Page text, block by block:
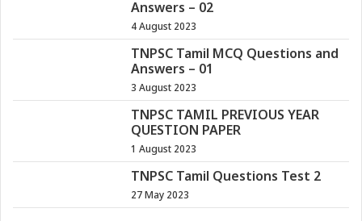
Answers – 02
4 August 2023
TNPSC Tamil MCQ Questions and
Answers – 01
3 August 2023
TNPSC TAMIL PREVIOUS YEAR
QUESTION PAPER
1 August 2023
TNPSC Tamil Questions Test 2
27 May 2023